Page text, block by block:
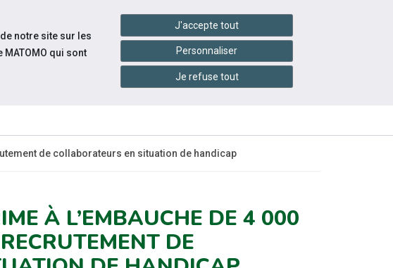
Sites du réseau settings_accessibility Accessibilité
INFOS PRATIQUES RESSOURCES
de collaborateurs en situation de handicap
À L’EMBAUCHE DE 4 000
DE
notre site sur les
qui sont
J'accepte tout
Personnaliser
Je refuse tout